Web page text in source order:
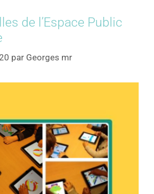
de l’Espace Public
par Georges mr